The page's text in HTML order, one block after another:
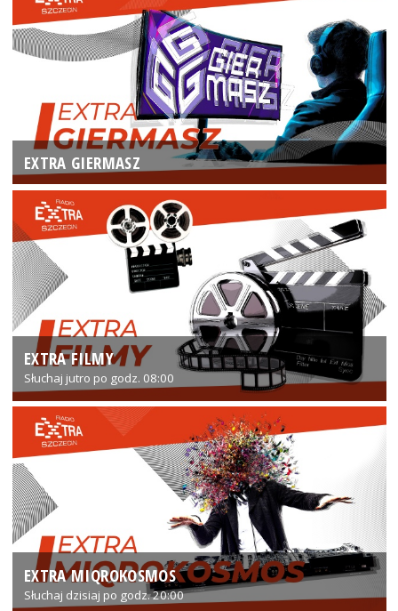
EXTRA GIERMASZ
EXTRA FILMY
Słuchaj jutro po godz. 08:00
EXTRA MIQROKOSMOS
Słuchaj dzisiaj po godz. 20:00